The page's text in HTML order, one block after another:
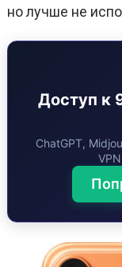
но лучше не
Доступ к
ChatGPT,